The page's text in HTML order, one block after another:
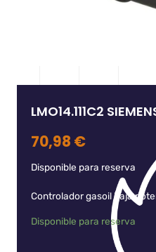
LMO14.111C2
70,98 €
Disponible para reserva
Controlador gasoil baja
Disponible para reserva